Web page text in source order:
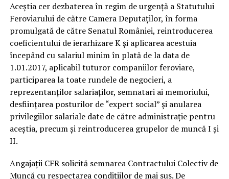
Aceștia cer dezbaterea în regim de urgenţă a Statutului
Feroviarului de către Camera Deputaţilor, în forma
promulgată de către Senatul României, reintroducerea
coeficientului de ierarhizare K şi aplicarea acestuia
începând cu salariul minim în plată de la data de
1.01.2017, aplicabil tuturor companiilor feroviare,
participarea la toate rundele de negocieri, a
reprezentanţilor salariaţilor, semnatari ai memoriului,
desfiinţarea posturilor de “expert social” şi anularea
privilegiilor salariale date de către administraţie pentru
aceştia, precum și reintroducerea grupelor de muncă I şi
II.
Angajaţii CFR solicită semnarea Contractului Colectiv de
Muncă cu respectarea condiţiilor de mai sus. De